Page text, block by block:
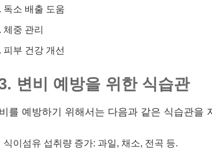
독소 배출 도움
체중 관리
피부 건강 개선
변비 예방을 위한 식습관
를 예방하기 위해서는 다음과 같은 식습관을
식이섬유 섭취량 증가: 과일, 채소, 전곡 등.